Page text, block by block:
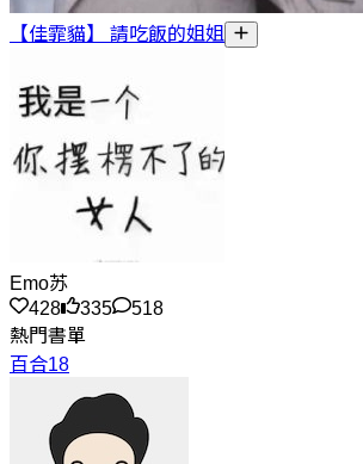
【佳霏貓】 請吃飯的姐姐
Emo苏
428
335
518
熱門書單
百合18